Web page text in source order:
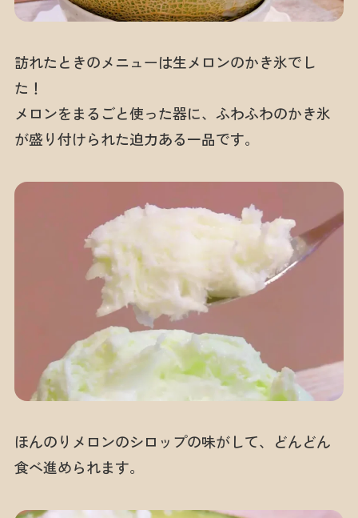
訪れたときのメニューは生メロンのかき氷でし
た！
メロンをまるごと使った器に、ふわふわのかき氷
が盛り付けられた迫力ある一品です。
ほんのりメロンのシロップの味がして、どんどん
食べ進められます。